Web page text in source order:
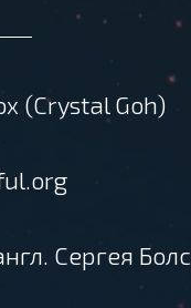
(Crystal Goh)
Сергея